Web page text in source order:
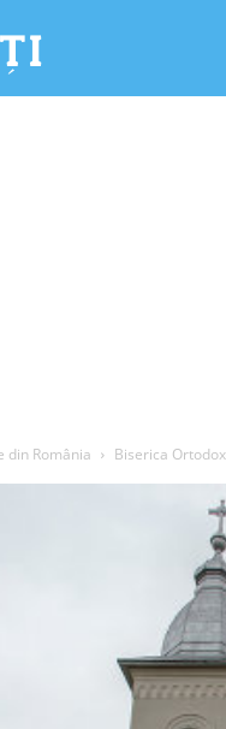
Deștepți.ro
din România Biserica